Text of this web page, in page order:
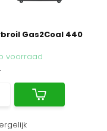
Gas2Coal 440
voorraad